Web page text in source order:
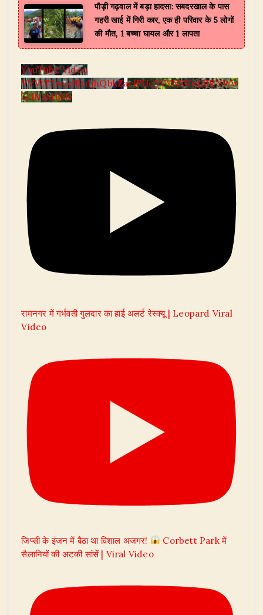
पौड़ी गढ़वाल में बड़ा हादसा: सबदरखाल के पास
गहरी खाई में गिरी कार, एक ही परिवार के 5 लोगों
की मौत, 1 बच्चा घायल और 1 लापता
YouTube Video
VVVtT2wzclBtdjhQbkZaclFUc2VYNXVnLlJRNWw
5clNaME5N
रामनगर में गर्भवती गुलदार का हाई अलर्ट रेस्क्यू | Leopard Viral
Video
जिप्सी के इंजन में बैठा था विशाल अजगर!
Corbett Park में
सैलानियों की अटकी सांसें | Viral Video